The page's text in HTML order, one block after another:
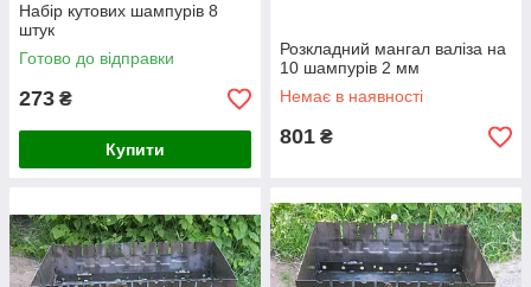
Набір кутових шампурів 8
штук
Готово до відправки
273 ₴
Купити
Розкладний мангал валіза на
10 шампурів 2 мм
Немає в наявності
801 ₴